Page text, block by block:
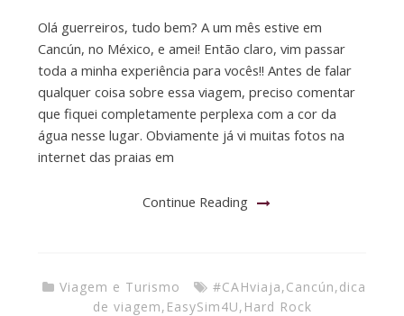
Olá guerreiros, tudo bem? A um mês estive em
Cancún, no México, e amei! Então claro, vim passar
toda a minha experiência para vocês!! Antes de falar
qualquer coisa sobre essa viagem, preciso comentar
que fiquei completamente perplexa com a cor da
água nesse lugar. Obviamente já vi muitas fotos na
internet das praias em
Continue Reading
Viagem e Turismo #CAHviaja,Cancún,dica
de viagem, EasySim4U, Hard Rock